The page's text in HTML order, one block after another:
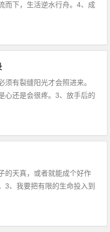
而下，生活逆水行舟。4、成
才有多大的能量。7、没有
、忍耐力较诸脑力，尤胜一
有裂缝阳光才会照进来。
心还是会很疼。3、放手后的
的时候，你都不在身边。
下空洞。7、只是心又飘到了
的天真，或者就能成个好作
3、我要把有限的生命投入到
的一座可怕的陷阱；而
。6、读书是为了与心交